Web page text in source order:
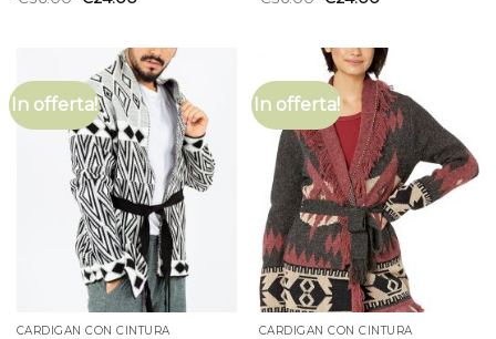
In offerta!
CARDIGAN CON CINTURA
In offerta!
CARDIGAN CON CINTURA